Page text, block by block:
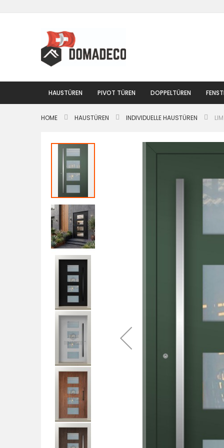
Inhalt
HAUSTÜREN PIVOT TÜREN DOPPELTÜREN
HOME HAUSTÜREN INDIVIDUELLE HAUSTÜREN
Zum
Ende
Bildgalerie
springen